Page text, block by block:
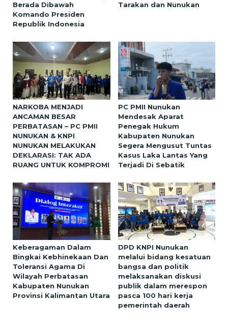
Berada Dibawah
Komando Presiden
Republik Indonesia
Tarakan dan Nunukan
NARKOBA MENJADI
ANCAMAN BESAR
PERBATASAN – PC PMII
NUNUKAN & KNPI
NUNUKAN MELAKUKAN
DEKLARASI: TAK ADA
RUANG UNTUK KOMPROMI
PC PMII Nunukan
Mendesak Aparat
Penegak Hukum
Kabupaten Nunukan
Segera Mengusut Tuntas
Kasus Laka Lantas Yang
Terjadi Di Sebatik
Keberagaman Dalam
Bingkai Kebhinekaan Dan
Toleransi Agama Di
Wilayah Perbatasan
Kabupaten Nunukan
Provinsi Kalimantan Utara
DPD KNPI Nunukan
melalui bidang kesatuan
bangsa dan politik
melaksanakan diskusi
publik dalam merespon
pasca 100 hari kerja
pemerintah daerah